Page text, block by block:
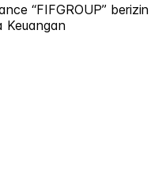
“FIFGROUP” berizin